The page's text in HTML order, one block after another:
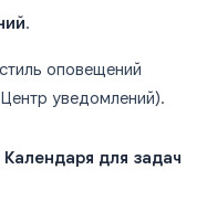
.
оповещений
уведомлений).
для задач